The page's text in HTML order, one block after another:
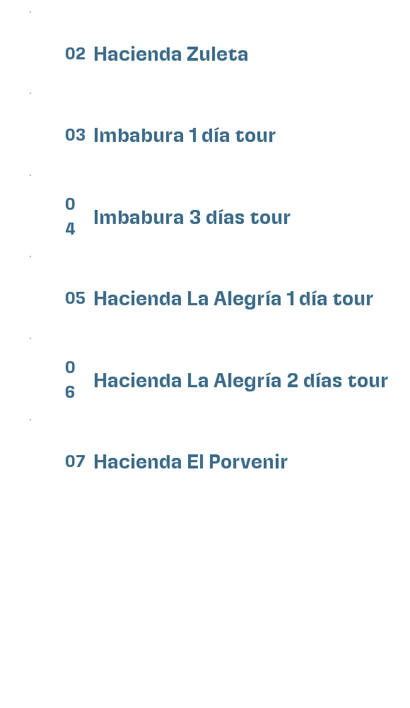
Hacienda Zuleta
02
Imbabura 1 día tour
03
Imbabura 3 días tour
0
4
Hacienda La Alegría 1 día tour
05
Hacienda La Alegría 2 días tour
0
6
Hacienda El Porvenir
07